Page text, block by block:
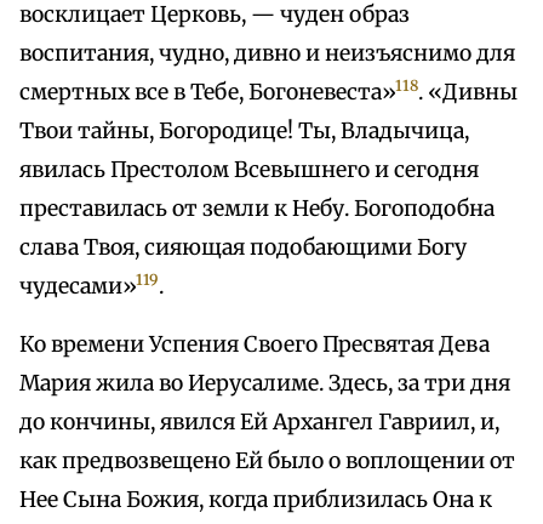
восклицает Церковь, — чуден образ
воспитания, чудно, дивно и неизъяснимо для
смертных все в Тебе, Богоневеста»118. «Дивны
Твои тайны, Богородице! Ты, Владычица,
явилась Престолом Всевышнего и сегодня
преставилась от земли к Небу. Богоподобна
слава Твоя, сияющая подобающими Богу
чудесами»119.
Ко времени Успения Своего Пресвятая Дева
Мария жила во Иерусалиме. Здесь, за три дня
до кончины, явился Ей Архангел Гавриил, и,
как предвозвещено Ей было о воплощении от
Нее Сына Божия, когда приблизилась Она к